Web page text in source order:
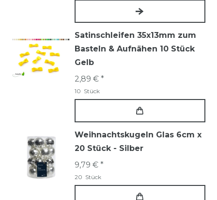
Satinschleifen 35x13mm zum
Basteln & Aufnähen 10 Stück
Gelb
2,89 € *
10 Stück
Weihnachtskugeln Glas 6cm x
20 Stück - Silber
9,79 € *
20 Stück